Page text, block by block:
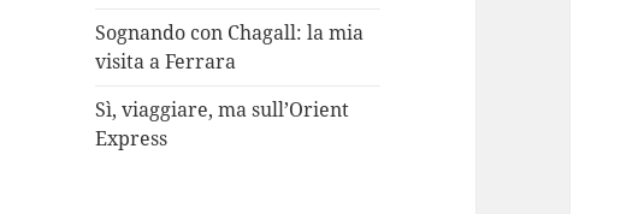
Sognando con Chagall: la mia
visita a Ferrara
Sì, viaggiare, ma sull’Orient
Express